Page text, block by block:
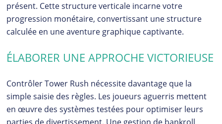
présent. Cette structure verticale incarne votre
progression monétaire, convertissant une structure
calculée en une aventure graphique captivante.
ÉLABORER UNE APPROCHE VICTORIEUSE
Contrôler Tower Rush nécessite davantage que la
simple saisie des règles. Les joueurs aguerris mettent
en œuvre des systèmes testées pour optimiser leurs